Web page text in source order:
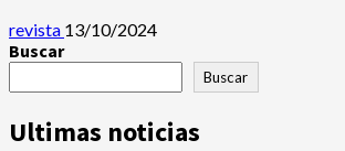
revista 13/10/2024
Buscar
Buscar
Ultimas noticias